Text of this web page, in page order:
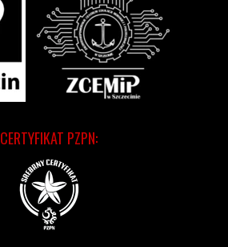
CERTYFIKAT PZPN: